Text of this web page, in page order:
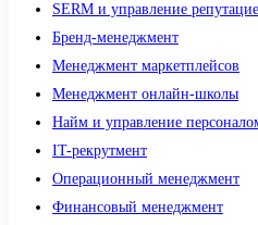
SERM и управление
Бренд-менеджмент
Менеджмент маркетплейсов
Менеджмент онлайн-школы
Найм и управление
IT-рекрутмент
Операционный менеджмент
Финансовый менеджмент